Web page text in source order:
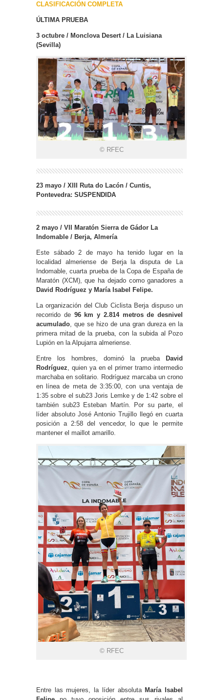
CLASIFICACIÓN COMPLETA
ÚLTIMA PRUEBA
3 octubre / Monclova Desert / La Luisiana
(Sevilla)
© RFEC
23 mayo / XIII Ruta do Lacón / Cuntis,
Pontevedra: SUSPENDIDA
2 mayo / VII Maratón Sierra de Gádor La
Indomable / Berja, Almería
Este sábado 2 de mayo ha tenido lugar en la
localidad almeriense de Berja la disputa de La
Indomable, cuarta prueba de la Copa de España de
Maratón (XCM), que ha dejado como ganadores a
David Rodríguez y María Isabel Felipe.
La organización del Club Ciclista Berja dispuso un
recorrido de96 km y 2.814 metros de desnivel
acumulado , que se hizo de una gran dureza en la
primera mitad de la prueba, con la subida al Pozo
Lupión en la Alpujarra almeriense.
Entre los hombres, dominó la prueba
David
Rodríguez , quien ya en el primer tramo intermedio
marchaba en solitario. Rodríguez marcaba un crono
en línea de meta de 3:35:00, con una ventaja de
1:35 sobre el sub23 Joris Lemke y de 1:42 sobre el
también sub23 Esteban Martín. Por su parte, el
líder absoluto José Antonio Trujillo llegó en cuarta
posición a 2:58 del vencedor, lo que le permite
mantener el maillot amarillo.
© RFEC
Entre las mujeres, la líder absoluta María Isabel